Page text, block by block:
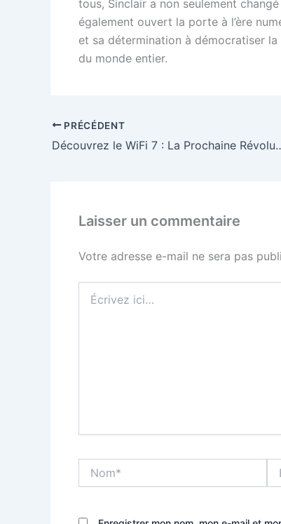
tous, Sinclair a non seulement
également ouvert la porte à l’ère
et sa détermination à démocratiser
du monde entier.
PRÉCÉDENT
Découvrez le WiFi 7 : La
Laisser un commentaire
Votre adresse e-mail ne sera pas
ici…